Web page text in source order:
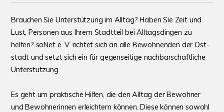
Brauchen Sie Unterstützung im Alltag? Haben Sie Zeit und
Lust, Personen aus Ihrem Stadt­teil bei Alltags­dingen zu
helfen? soNet e. V. richtet sich an alle Bewohnenden der Ost­
stadt und setzt sich ein für gegen­seitige nach­bar­schaft­liche
Unter­stützung.
Es geht um praktische Hilfen, die den Alltag der Bewohner
und Bewohne­rinnen erleich­tern können. Diese können sowohl